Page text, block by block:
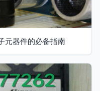
元器件的必备指南